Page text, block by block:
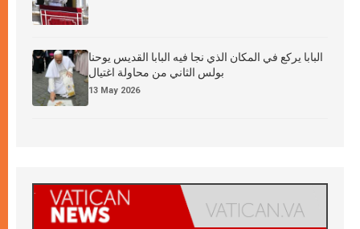
البابا يركع في المكان الذي نجا فيه البابا القديس يوحنا
بولس الثاني من محاولة اغتيال
13 May 2026